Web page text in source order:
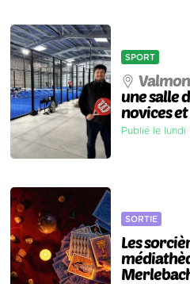
SPORT
une salle
novices
Publié le lundi
SORTIE
Les